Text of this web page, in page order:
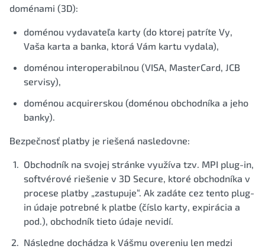
doménami (3D):
doménou vydavateľa karty (do ktorej patríte Vy,
Vaša karta a banka, ktorá Vám kartu vydala),
doménou interoperabilnou (VISA, MasterCard, JCB
servisy),
doménou acquirerskou (doménou obchodníka a jeho
banky).
Bezpečnosť platby je riešená nasledovne:
Obchodník na svojej stránke využíva tzv. MPI plug-in,
softvérové riešenie v 3D Secure, ktoré obchodníka v
procese platby „zastupuje“. Ak zadáte cez tento plug-
in údaje potrebné k platbe (číslo karty, expirácia a
pod.), obchodník tieto údaje nevidí.
Následne dochádza k Vášmu overeniu len medzi